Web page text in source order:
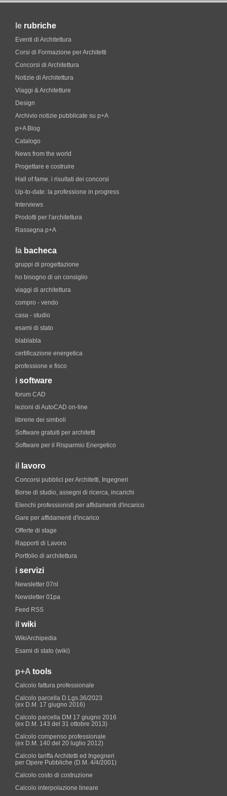
le rubriche
Eventi di Architettura
Corsi di Formazione per Architetti
Concorsi di Architettura
Notizie di Architettura
Viaggi & Architetture
Design
Archivio notizie pubblicate su p+A
p+A Blog
Catalogo
News from the world
Progettare e costruire
Hall of fame. i risultati dei concorsi
Up-to-date: la professione in progress
Interviews
Prodotti per l'architettura
Rassegna p+A
la bacheca
gruppi di progettazione
ho bisogno di un consiglio
viaggi di architettura
compro - vendo
casa - studio
esami di stato
blablabla
certificazione energetica
professione e fisco
i software
forum CAD
lezioni di AutoCAD on-line
librerie dei simboli
Software gratuiti per architetti
Software per il Risparmio Energetico
il lavoro
Concorsi pubblici per Architetti, Ingegneri
Borse di studio, assegni di ricerca, incarichi
Elenchi professionisti per affidamenti d'incarico
Gare per affidamenti d'incarico
Offerte di stage
Rapporti di Lavoro
Portfolio di architettura
i servizi
Newsletter 07nl
Newsletter 01pa
Feed RSS
il wiki
WikiArchipedia
Esami di stato (wiki)
p+A tools
Calcolo fattura professionale
Calcolo parcella D.Lgs.36/2023
(ex D.M. 17 giugno 2016)
Calcolo parcella DM 17 giugno 2016
(ex D.M. 143 del 31 ottobre 2013)
Calcolo compenso professionale
(ex D.M. 140 del 20 luglio 2012)
Calcolo tariffa Architetti ed Ingegneri
per Opere Pubbliche (D.M. 4/4/2001)
Calcolo costo di costruzione
Calcolo interpolazione lineare